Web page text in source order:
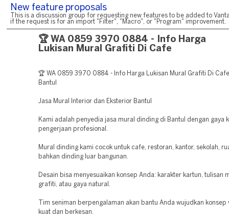
New feature proposals
This is a discussion group for requesting new features to be added to
if the request is for an import "Filter", "Macro", or "Program" improvement.
🏆 WA 0859 3970 0884 - Info Harga
Lukisan Mural Grafiti Di Cafe
🏆 WA 0859 3970 0884 - Info Harga Lukisan Mural Grafiti Di
Bantul
Jasa Mural Interior dan Eksterior Bantul
Kami adalah penyedia jasa mural dinding di Bantul dengan gaya
pengerjaan profesional.
Mural dinding kami cocok untuk cafe, restoran, kantor, sekolah,
bahkan dinding luar bangunan.
Desain bisa menyesuaikan konsep Anda: karakter kartun, tulisan
grafiti, atau gaya natural.
Tim seniman berpengalaman akan bantu Anda wujudkan konsep
kuat dan berkesan.